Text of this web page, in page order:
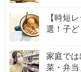
【時短
選！子
家庭で
菜・弁